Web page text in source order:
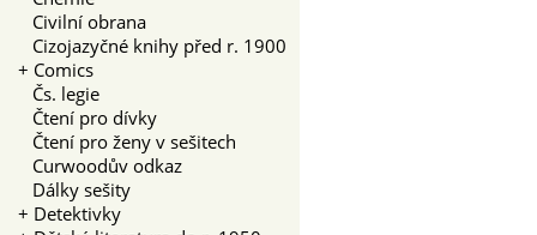
Civilní obrana
Cizojazyčné knihy před r. 1900
+ Comics
Čs. legie
Čtení pro dívky
Čtení pro ženy v sešitech
Curwoodův odkaz
Dálky sešity
+ Detektivky